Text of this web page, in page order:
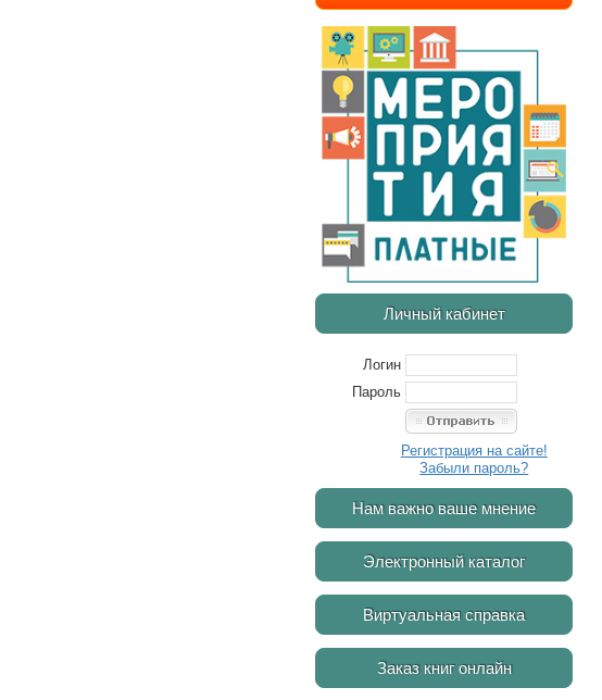
Личный кабинет
Логин
Пароль
Регистрация на сайте!
Забыли пароль?
Нам важно ваше мнение
Электронный каталог
Виртуальная справка
Заказ книг онлайн